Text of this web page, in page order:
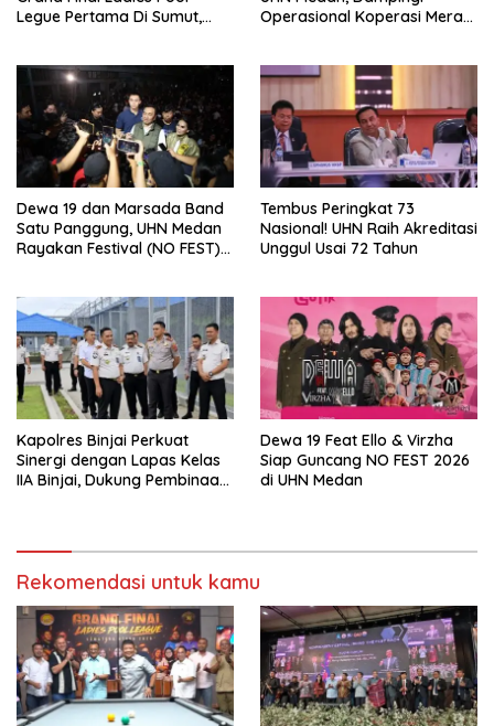
Legue Pertama Di Sumut,
Operasional Koperasi Merah
Dewa 19 dan Marsada Band
Satu Panggung, UHN Medan
Rayakan Festival (NO FEST)
Tembus Peringkat 73
Nasional! UHN Raih Akreditasi
Unggul Usai 72 Tahun
Kapolres Binjai Perkuat
Sinergi dengan Lapas Kelas
IIA Binjai, Dukung Pembinaan
Dewa 19 Feat Ello & Virzha
Siap Guncang NO FEST 2026
di UHN Medan
Rekomendasi untuk kamu